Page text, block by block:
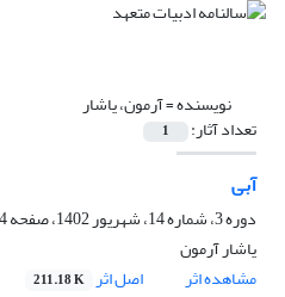
نویسنده =آرمون، یاشار
تعداد آثار: 1
آبی
دوره 3، شماره 14، شهریور 1402، صفحه
یاشار آرمون
مشاهده اثر
اصل اثر 211.18 K